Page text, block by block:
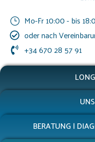
Mo-Fr 10:00 - bis
oder nach
+34 670 28 57 91
BERATUNG |